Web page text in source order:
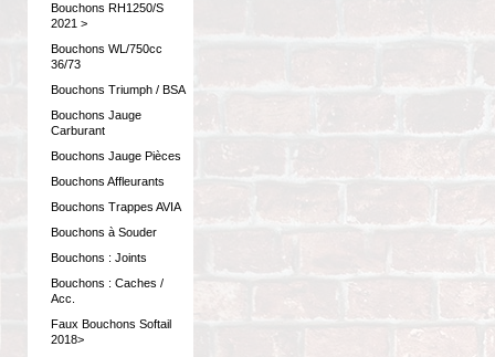
Bouchons RH1250/S
2021 >
Bouchons WL/750cc
36/73
Bouchons Triumph / BSA
Bouchons Jauge
Carburant
Bouchons Jauge Pièces
Bouchons Affleurants
Bouchons Trappes AVIA
Bouchons à Souder
Bouchons : Joints
Bouchons : Caches /
Acc.
Faux Bouchons Softail
2018>